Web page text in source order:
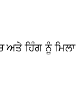
ਅਤੇ ਹਿੰਗ ਨੂੰ ਮਿਲਾ